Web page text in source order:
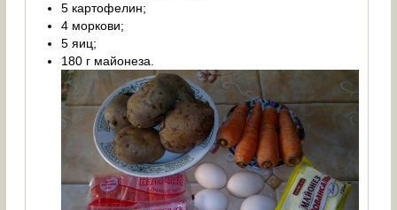
5 картофелин;
4 моркови;
5 яиц;
180 г майонеза.